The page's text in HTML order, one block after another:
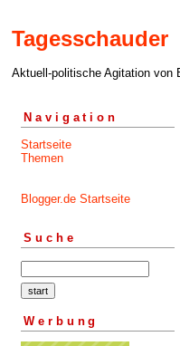
Tagesschauder
Aktuell-politische Agitation von
Navigation
Startseite
Themen
Blogger.de Startseite
Suche
Werbung